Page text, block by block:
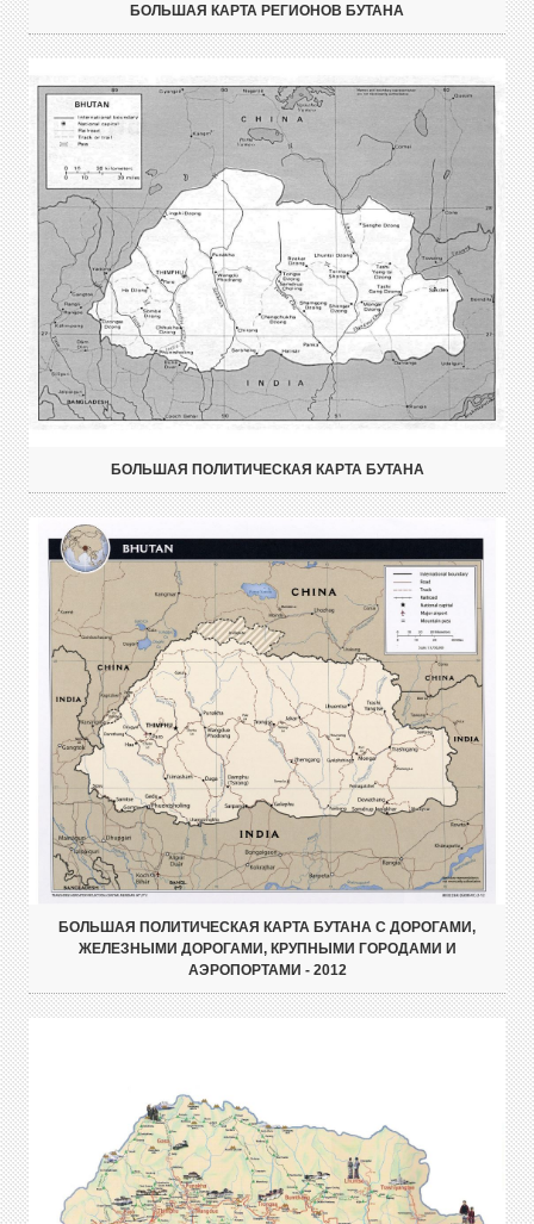
БОЛЬШАЯ КАРТА РЕГИОНОВ БУТАНА
БОЛЬШАЯ ПОЛИТИЧЕСКАЯ КАРТА БУТАНА
БОЛЬШАЯ ПОЛИТИЧЕСКАЯ КАРТА БУТАНА С ДОРОГАМИ,
ЖЕЛЕЗНЫМИ ДОРОГАМИ, КРУПНЫМИ ГОРОДАМИ И
АЭРОПОРТАМИ - 2012